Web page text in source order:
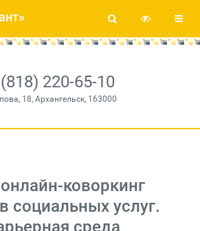
220-65-10
18, Архангельск, 163000
коворкинг
социальных услуг.
среда